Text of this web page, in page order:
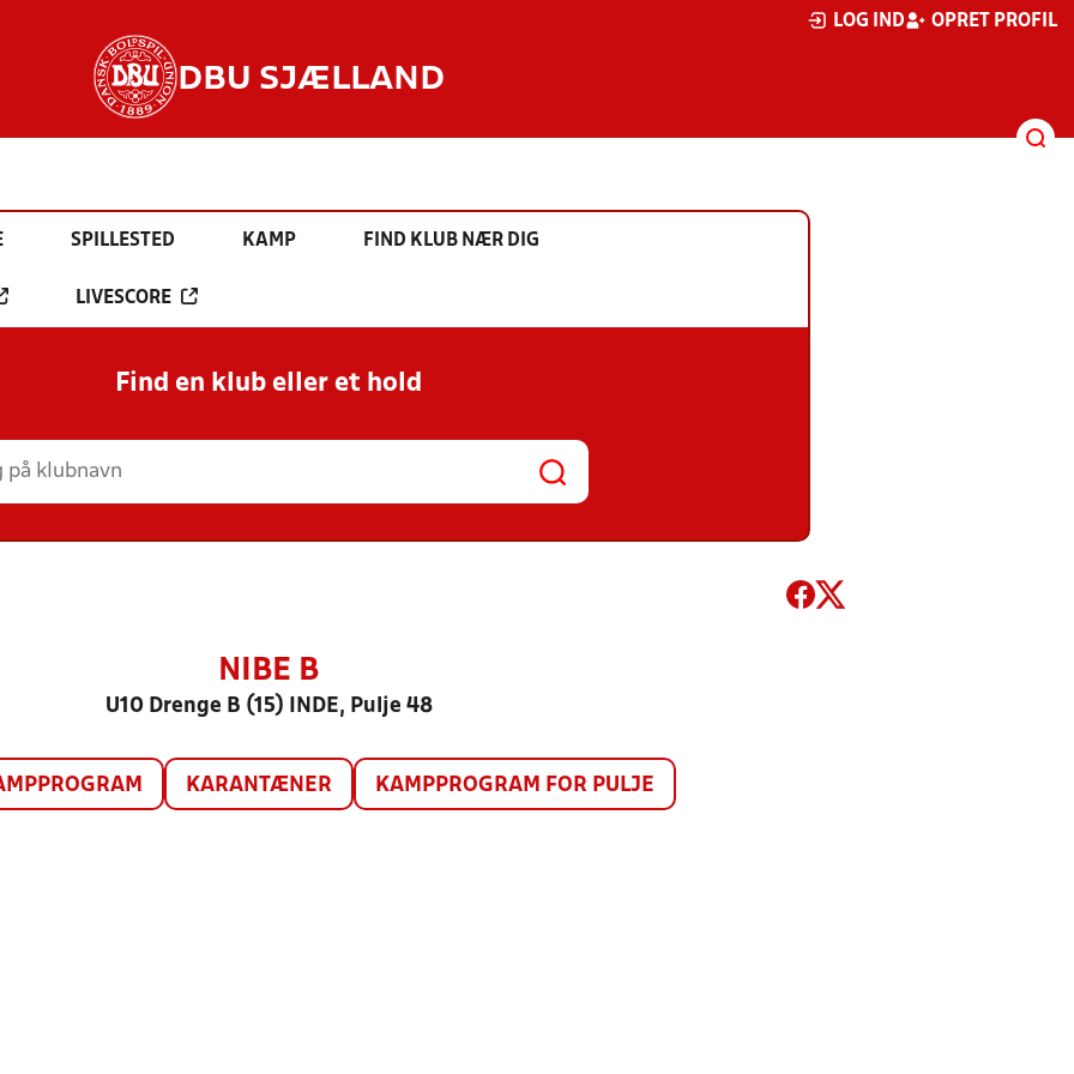
LOG IND OPRET PROFIL
DBU SJÆLLAND
SPILLESTED KAMP FIND KLUB NÆR DIG
LIVESCORE
Find en klub eller et hold
NIBE B
U10 Drenge B (15) INDE, Pulje 48
KARANTÆNER KAMPPROGRAM FOR PULJE